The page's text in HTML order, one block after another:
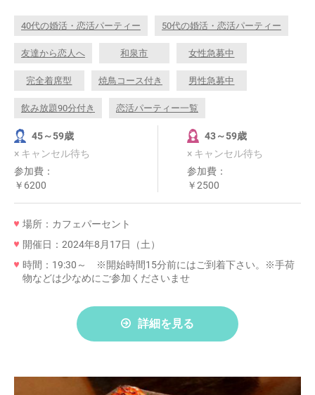
40代の婚活・恋活パーティー 50代の婚活・恋活パーティー
友達から恋人へ 和泉市 女性急募中
完全着席型 焼鳥コース付き 男性急募中
飲み放題90分付き 恋活パーティー一覧
45～59歳
× キャンセル待ち
参加費：
￥6200
43～59歳
× キャンセル待ち
参加費：
￥2500
場所：カフェパーセント
開催日：2024年8月17日（土）
時間：19:30～ ※開始時間15分前にはご到着下さい。※手荷
物などは少なめにご参加くださいませ
詳細を見る